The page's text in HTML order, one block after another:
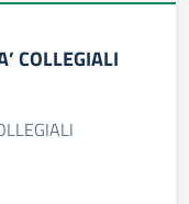
COLLEGIALI